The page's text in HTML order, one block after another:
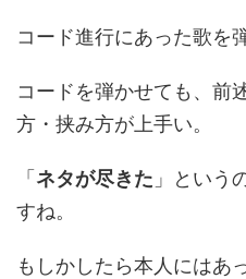
コード進行にあった歌を
コードを弾かせても、前
方・挟み方が上手い。
「 ネタが尽きた 」という
すね。
もしかしたら本人にはあ